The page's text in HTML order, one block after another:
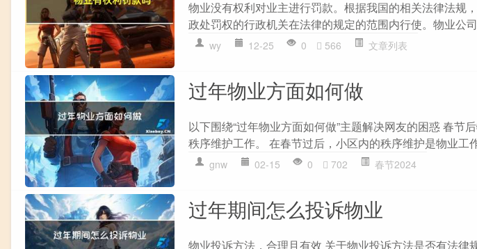
物业没有权利对业主进行罚款。根据我国的相关法律法规
政处罚权的行政机关在法律的规定的范围内行使。物业公
wy 12-25 0 566 文章列表
过年物业方面如何做
以下围绕“过年物业方面如何做”主题解决网友的困惑 春节
秩序维护工作。 在春节过后，小区内的秩序维护是物业工
gnw 02-15 0 702 春节2024
过年期间怎么投诉物业
物业投诉方法，合理且有效 关于物业投诉方法是否有法律